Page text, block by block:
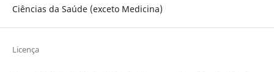
Ciências da Saúde (exceto Medicina)
Licença